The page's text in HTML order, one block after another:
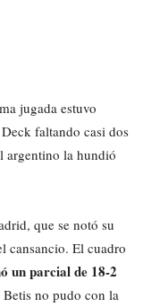
jugada estuvo
faltando casi dos
argentino la hundió
que se notó su
cansancio. El cuadro
un parcial de 18-2
no pudo con la